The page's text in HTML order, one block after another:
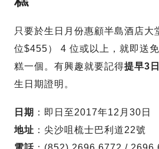
只要於生日月份惠顧半島酒店大
位$455） 4 位或以上，就即送
糕一個。有興趣就要記得提早3
生日期證明。
日期 ：即日至2017年12月30日
地址 ：尖沙咀梳士巴利道22號